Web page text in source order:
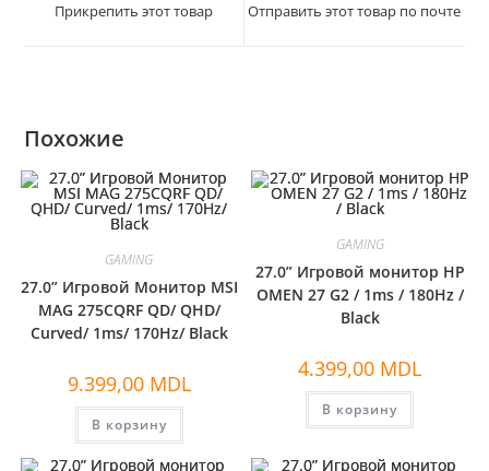
Прикрепить этот товар Отправить этот товар по почте
Похожие
GAMING
27.0” Игровой Монитор MSI
MAG 275CQRF QD/ QHD/
Curved/ 1ms/ 170Hz/ Black
9.399,00 MDL
В корзину
GAMING
27.0” Игровой монитор HP
OMEN 27 G2 / 1ms / 180Hz /
Black
4.399,00 MDL
В корзину